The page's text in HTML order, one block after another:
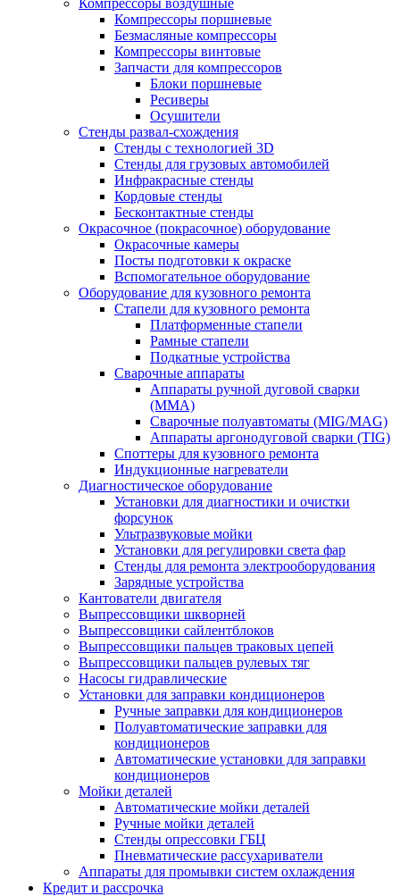
Компрессоры воздушные
Компрессоры поршневые
Безмасляные компрессоры
Компрессоры винтовые
Запчасти для компрессоров
Блоки поршневые
Ресиверы
Осушители
Стенды развал-схождения
Стенды с технологией 3D
Стенды для грузовых автомобилей
Инфракрасные стенды
Кордовые стенды
Бесконтактные стенды
Окрасочное (покрасочное) оборудование
Окрасочные камеры
Посты подготовки к окраске
Вспомогательное оборудование
Оборудование для кузовного ремонта
Стапели для кузовного ремонта
Платформенные стапели
Рамные стапели
Подкатные устройства
Сварочные аппараты
Аппараты ручной дуговой сварки
(MMA)
Сварочные полуавтоматы (MIG/MAG)
Аппараты аргонодуговой сварки (TIG)
Споттеры для кузовного ремонта
Индукционные нагреватели
Диагностическое оборудование
Установки для диагностики и очистки
форсунок
Ультразвуковые мойки
Установки для регулировки света фар
Стенды для ремонта электрооборудования
Зарядные устройства
Кантователи двигателя
Выпрессовщики шкворней
Выпрессовщики сайлентблоков
Выпрессовщики пальцев траковых цепей
Выпрессовщики пальцев рулевых тяг
Насосы гидравлические
Установки для заправки кондиционеров
Ручные заправки для кондиционеров
Полуавтоматические заправки для
кондиционеров
Автоматические установки для заправки
кондиционеров
Мойки деталей
Автоматические мойки деталей
Ручные мойки деталей
Стенды опрессовки ГБЦ
Пневматические рассухариватели
Аппараты для промывки систем охлаждения
Кредит и рассрочка